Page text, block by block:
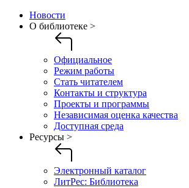
Новости
О библиотеке >
Официальное
Режим работы
Стать читателем
Контакты и структура
Проекты и программы
Независимая оценка качества
Доступная среда
Ресурсы >
Электронный каталог
ЛитРес: Библиотека